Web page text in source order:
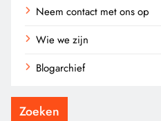
Neem contact met ons op
Wie we zijn
Blogarchief
Zoeken